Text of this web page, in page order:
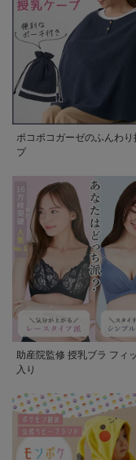
ポコポコガーゼのふんわり
プ
助産院監修 授乳ブラ フィ
入り